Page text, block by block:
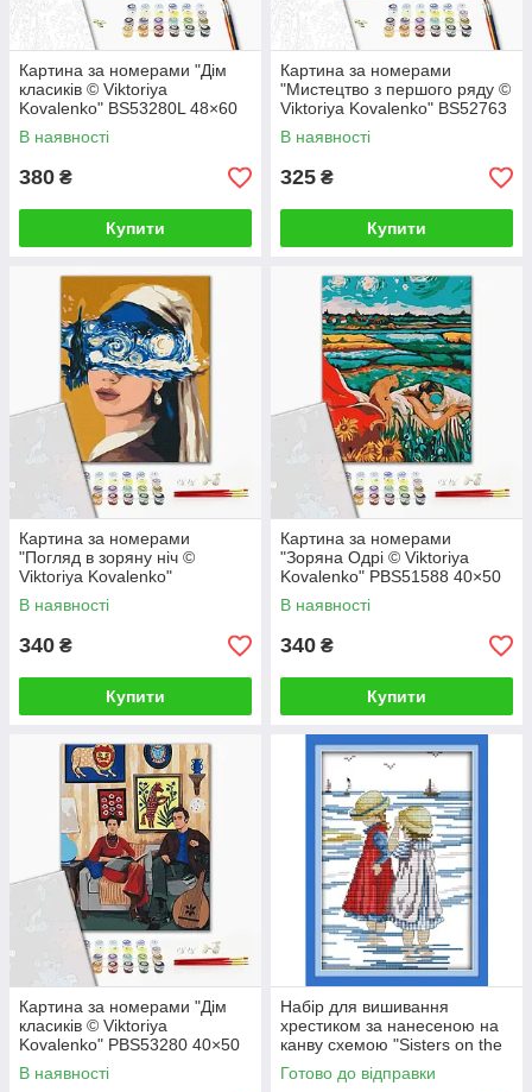
Картина за номерами "Дім
класиків © Viktoriya
Kovalenko" BS53280L 48×60
см
В наявності
380 ₴
Купити
Картина за номерами
"Мистецтво з першого ряду ©
Viktoriya Kovalenko" BS52763
40×50 см
В наявності
325 ₴
Купити
Картина за номерами
"Погляд в зоряну ніч ©
Viktoriya Kovalenko"
PBS51480 40×50 см
В наявності
340 ₴
Купити
Картина за номерами
"Зоряна Одрі © Viktoriya
Kovalenko" PBS51588 40×50
см
В наявності
340 ₴
Купити
Картина за номерами "Дім
класиків © Viktoriya
Kovalenko" PBS53280 40×50
см
В наявності
Набір для вишивання
хрестиком за нанесеною на
канву схемою "Sisters on the
beach". (AIDA 14CT
printed,19*27 см)
Готово до відправки